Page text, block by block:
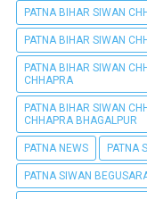
PATNA BIHAR SIWAN
PATNA BIHAR SIWAN
PATNA BIHAR SIWAN
CHHAPRA
PATNA BIHAR SIWAN
CHHAPRA BHAGALPUR
PATNA NEWS PATNA
PATNA SIWAN